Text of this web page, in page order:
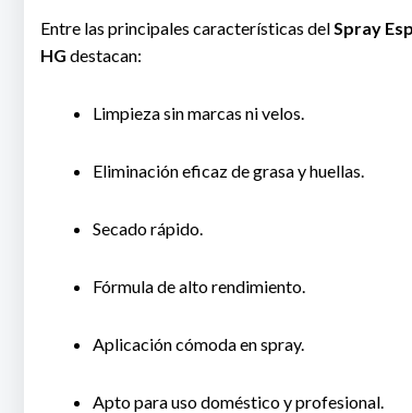
Entre las principales características delSpray
HG destacan:
Limpieza sin marcas ni velos.
Eliminación eficaz de grasa y huellas.
Secado rápido.
Fórmula de alto rendimiento.
Aplicación cómoda en spray.
Apto para uso doméstico y profesional.